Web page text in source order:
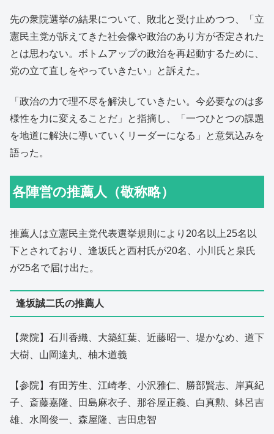
先の衆院選挙の結果について、敗北と受け止めつつ、「立
憲民主党が訴えてきた社会像や政治のあり方が否定された
とは思わない。ボトムアップの政治を再起動するために、
党の立て直しをやっていきたい」と訴えた。
「政治の力で理不尽を解決していきたい。今必要なのは多
様性を力に変えることだ」と指摘し、「一つひとつの課題
を地道に解決に導いていくリーダーになる」と意気込みを
語った。
各陣営の推薦人（敬称略）
推薦人は立憲民主党代表選挙規則により20名以上25名以
下とされており、逢坂氏と西村氏が20名、小川氏と泉氏
が25名で届け出た。
逢坂誠二氏の推薦人
【衆院】石川香織、大築紅葉、近藤昭一、堤かなめ、道下
大樹、山岡達丸、柚木道義
【参院】有田芳生、江崎孝、小沢雅仁、勝部賢志、岸真紀
子、斎藤嘉隆、田島麻衣子、那谷屋正義、白真勲、鉢呂吉
雄、水岡俊一、森屋隆、吉田忠智